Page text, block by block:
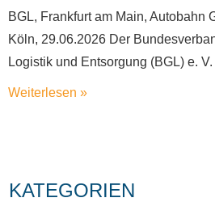
BGL, Frankfurt am Main, Autobahn
Köln, 29.06.2026 Der
Logistik und Entsorgung (BGL) e. V.
Weiterlesen »
KATEGORIEN